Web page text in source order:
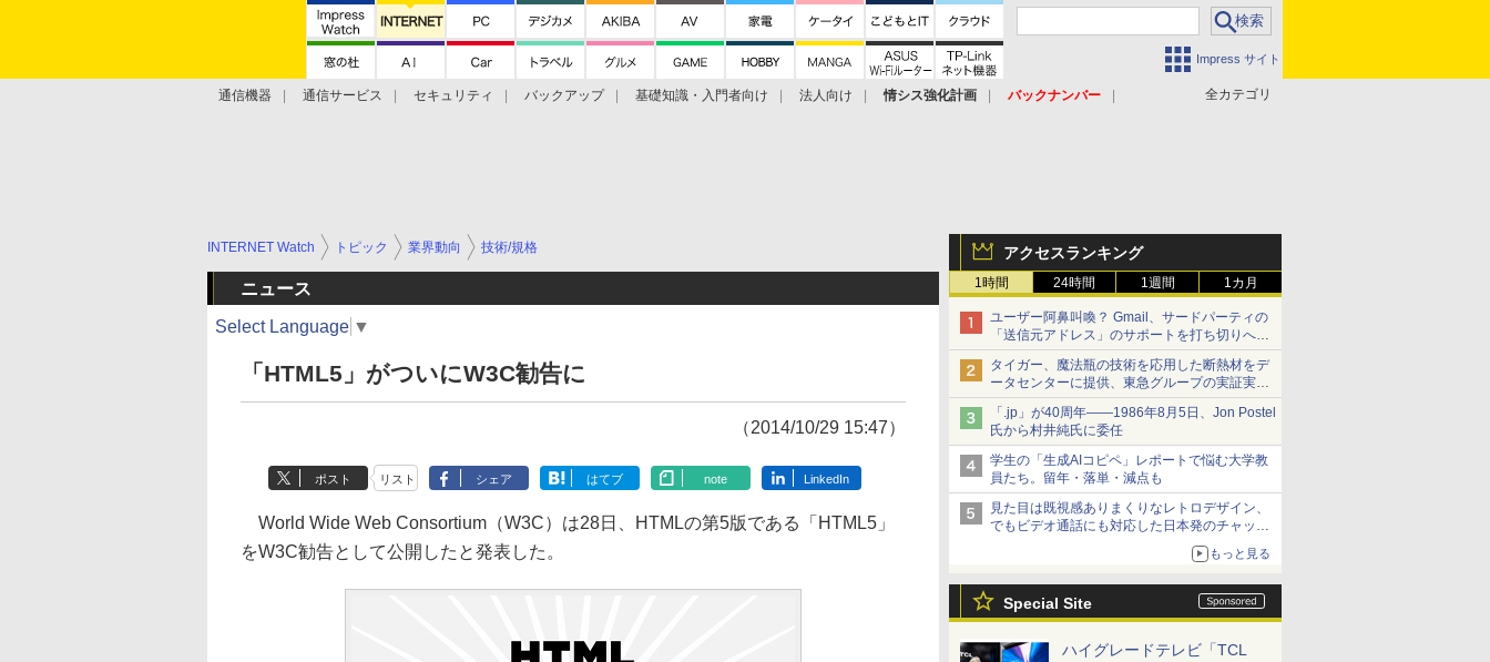
Impress サイト
全カテゴリ
通信機器 通信サービス セキュリティ バックアップ 基礎知識・入門者向け 法人向け 情シス強化計画
バックナンバー
アクセスランキング
1時間 24時間 1週間 1カ月
ユーザー阿鼻叫喚？ Gmail、サードパーティの
「送信元アドレス」のサポートを打ち切りへ
【やじうまWatch】
タイガー、魔法瓶の技術を応用した断熱材をデ
ータセンターに提供、東急グループの実証実験
で 「ステンレス密封真空断熱パネル TIVIP」
「.jp」が40周年――1986年8月5日、Jon Postel
氏から村井純氏に委任
学生の「生成AIコピペ」レポートで悩む大学教
員たち。留年・落単・減点も
見た目は既視感ありまくりなレトロデザイン、
でもビデオ通話にも対応した日本発のチャット
もっと見る
Special Site
ハイグレードテレビ「TCL
INTERNET Watch トピック 業界動向 技術/規格
ニュース
Select Language ▼
「HTML5」がついにW3C勧告に
（2014/10/29 15:47）
ポスト リスト シェア はてブ note LinkedIn
World Wide Web Consortium（W3C）は28日、HTMLの第5版である「HTML5」
をW3C勧告として公開したと発表した。